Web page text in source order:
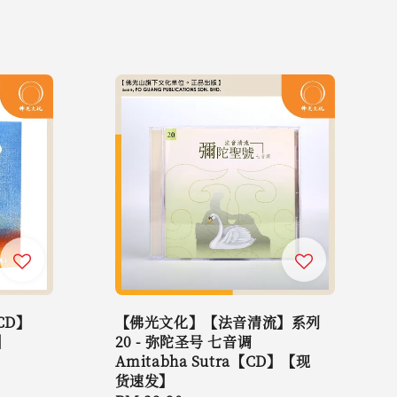
】
【佛光文化】【法音清流】系列
20 - 弥陀圣号 七音调
Amitabha Sutra【CD】【现
货速发】